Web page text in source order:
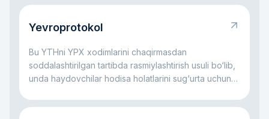
Yevroprotokol
Bu YTHni YPX xodimlarini chaqirmasdan
soddalashtirilgan tartibda rasmiylashtirish usuli bo‘lib,
unda haydovchilar hodisa holatlarini sug‘urta uchun